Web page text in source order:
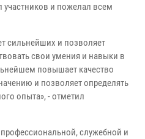
участников и пожелал всем
сильнейших и позволяет
свои умения и навыки в
повышает качество
и позволяет определять
опыта», - отметил
служебной и